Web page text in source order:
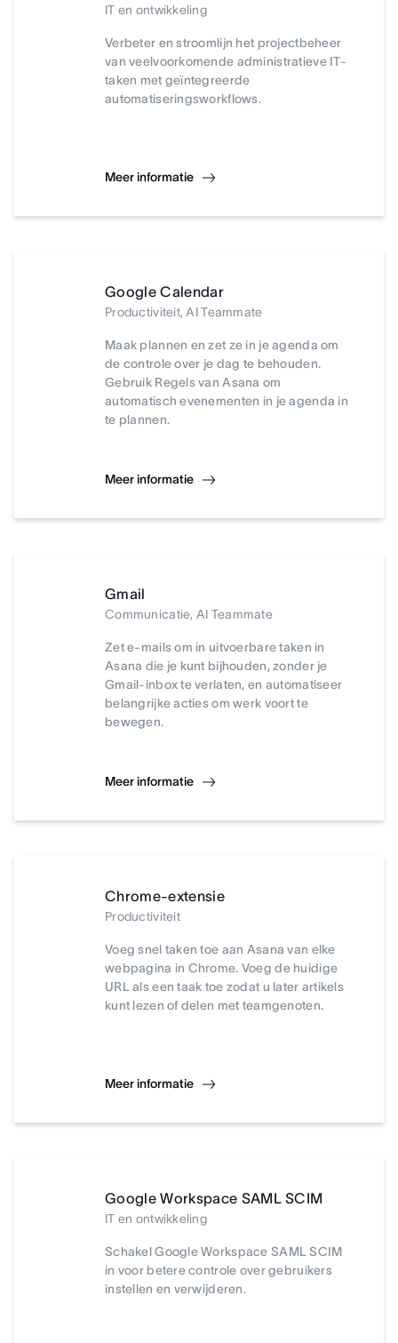
IT en ontwikkeling
Verbeter en stroomlijn het projectbeheer
van veelvoorkomende administratieve IT-
taken met geïntegreerde
automatiseringsworkflows.
Meer informatie
Google Calendar
Productiviteit, AI Teammate
Maak plannen en zet ze in je agenda om
de controle over je dag te behouden.
Gebruik Regels van Asana om
automatisch evenementen in je agenda in
te plannen.
Meer informatie
Gmail
Communicatie, AI Teammate
Zet e-mails om in uitvoerbare taken in
Asana die je kunt bijhouden, zonder je
Gmail-inbox te verlaten, en automatiseer
belangrijke acties om werk voort te
bewegen.
Meer informatie
Chrome-extensie
Productiviteit
Voeg snel taken toe aan Asana van elke
webpagina in Chrome. Voeg de huidige
URL als een taak toe zodat u later artikels
kunt lezen of delen met teamgenoten.
Meer informatie
Google Workspace SAML SCIM
IT en ontwikkeling
Schakel Google Workspace SAML SCIM
in voor betere controle over gebruikers
instellen en verwijderen.